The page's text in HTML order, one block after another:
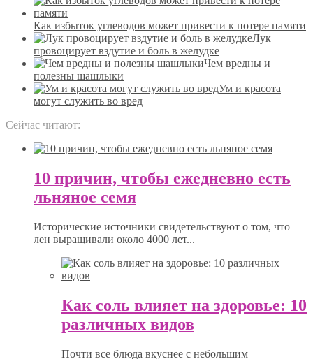
Как избыток углеводов может привести к потере памяти
Лук
провоцирует вздутие и боль в желудке
Чем вредны и
полезны шашлыки
Ум и красота
могут служить во вред
Сейчас читают:
10 причин, чтобы ежедневно есть
льняное семя
Исторические источники свидетельствуют о том, что
лен выращивали около 4000 лет...
Как соль влияет на здоровье: 10
различных видов
Почти все блюда вкуснее с небольшим